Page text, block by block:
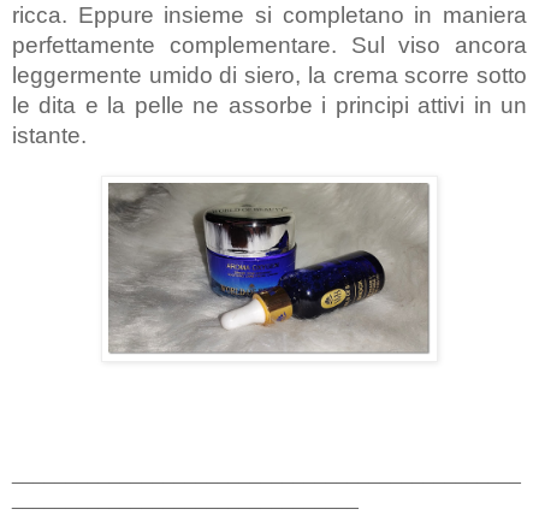
ricca. Eppure insieme si completano in maniera
perfettamente complementare. Sul viso ancora
leggermente umido di siero, la crema scorre sotto
le dita e la pelle ne assorbe i principi attivi in un
istante.